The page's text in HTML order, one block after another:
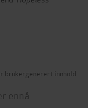
brukergenerert innhold
ennå